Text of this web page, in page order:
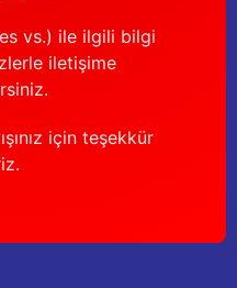
Paslanmaz parçalar
Kauçuk parçalar
Fırçalar
vs.) ile ilgili bilgi
iletişime
için teşekkür